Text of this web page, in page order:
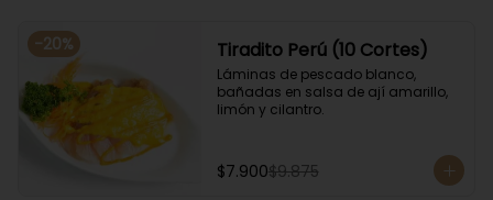
-20% Tiradito Perú (10 Cortes)
Láminas de pescado blanco,
bañadas en salsa de ají amarillo,
limón y cilantro.
$7.900$9.875